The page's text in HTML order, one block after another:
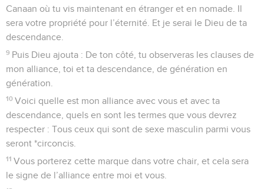
Canaan où tu vis maintenant en étranger et en nomade. Il
sera votre propriété pour l’éternité. Et je serai le Dieu de ta
descendance.
9 Puis Dieu ajouta : De ton côté, tu observeras les clauses de
mon alliance, toi et ta descendance, de génération en
génération.
10 Voici quelle est mon alliance avec vous et avec ta
descendance, quels en sont les termes que vous devrez
respecter : Tous ceux qui sont de sexe masculin parmi vous
seront *circoncis.
11 Vous porterez cette marque dans votre chair, et cela sera
le signe de l’alliance entre moi et vous.